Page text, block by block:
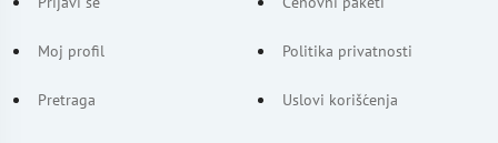
Moj profil
Pretraga
Politika privatnosti
Uslovi korišćenja